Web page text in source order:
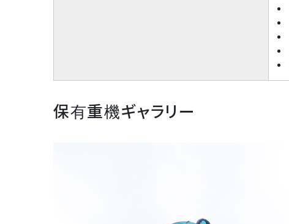
保有重機ギャラリー